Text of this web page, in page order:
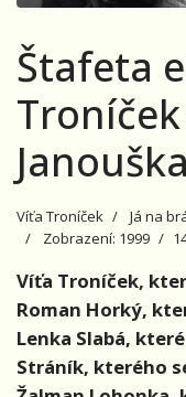
Štafeta
Janouška
Víťa Troníček Já na
Zobrazení: 1999
Víťa Troníček,
Roman Horký,
Lenka Slabá,
Stráník, kterého